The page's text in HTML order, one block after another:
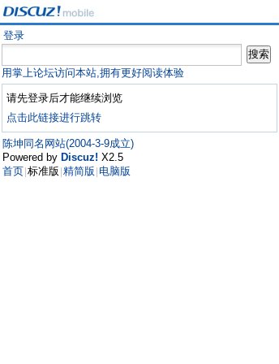
登录
用掌上论坛访问本站,拥有更好阅读体验
请先登录后才能继续浏览
点击此链接进行跳转
陈坤同名网站(2004-3-9成立)
Powered by Discuz! X2.5
首页 标准版 精简版 电脑版